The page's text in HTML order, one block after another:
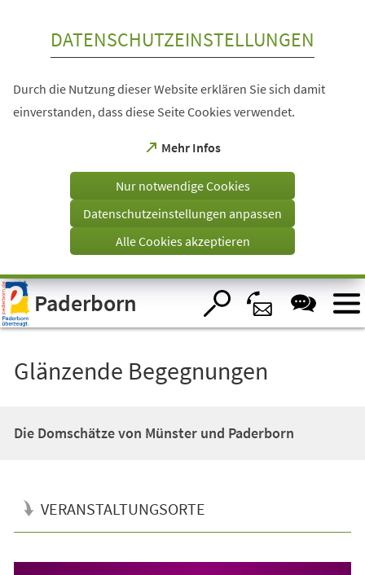
Visuelle
Assistenzsoftware
öffnen.
DATENSCHUTZEINSTELLUNGEN
Durch die Nutzung dieser Website erklären Sie sich damit
einverstanden, dass diese Seite Cookies verwendet.
Mehr Infos
(Öffnet
einem
Tab)
Nur notwendige Cookies
Datenschutzeinstellungen anpassen
Alle Cookies akzeptieren
Paderborn
Glänzende Begegnungen
Die Domschätze von Münster und Paderborn
VERANSTALTUNGSORTE